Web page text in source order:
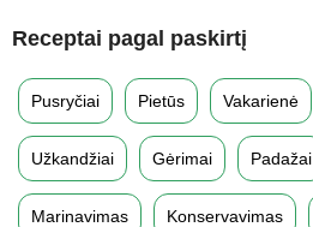
Receptai pagal paskirtį
Pusryčiai Pietūs Vakarienė
Užkandžiai Gėrimai Padažai
Marinavimas Konservavimas